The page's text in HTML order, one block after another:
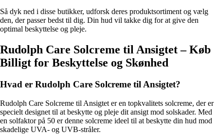
Så dyk ned i disse butikker, udforsk deres produktsortiment og vælg
den, der passer bedst til dig. Din hud vil takke dig for at give den
optimal beskyttelse og pleje.
Rudolph Care Solcreme til Ansigtet – Køb
Billigt for Beskyttelse og Skønhed
Hvad er Rudolph Care Solcreme til Ansigtet?
Rudolph Care Solcreme til Ansigtet er en topkvalitets solcreme, der er
specielt designet til at beskytte og pleje dit ansigt mod solskader. Med
en solfaktor på 50 er denne solcreme ideel til at beskytte din hud mod
skadelige UVA- og UVB-stråler.